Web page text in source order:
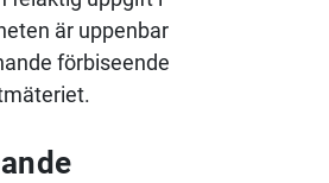
är uppenbar
förbiseende